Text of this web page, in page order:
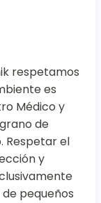
respetamos
es
Médico y
de
Respetar el
y
pequeños